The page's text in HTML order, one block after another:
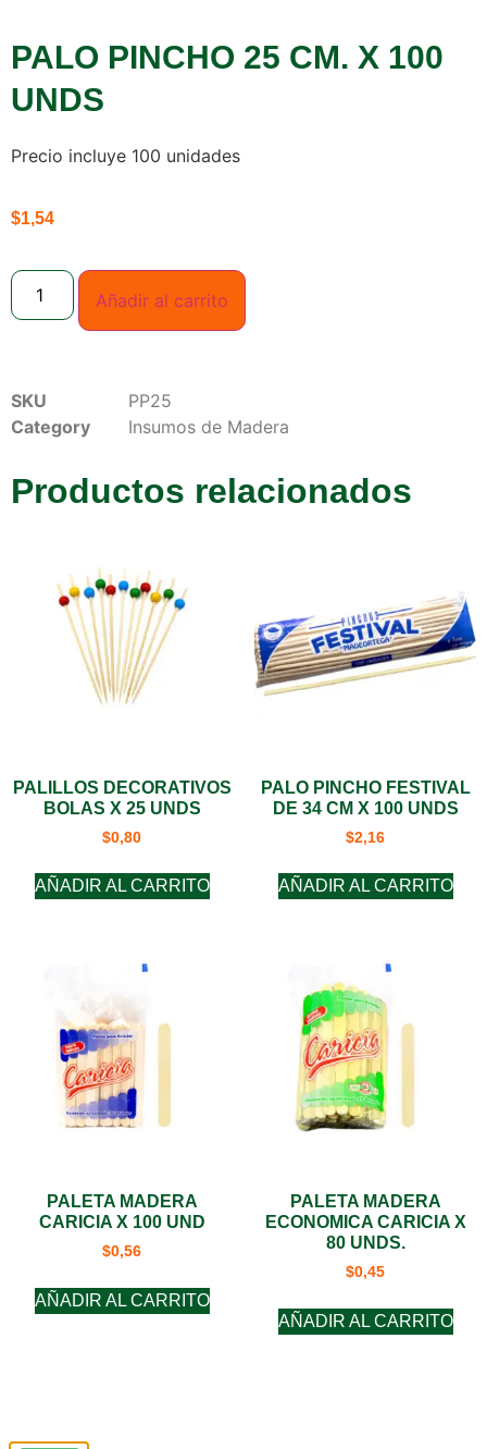
PALO PINCHO 25 CM. X 100
UNDS
Precio incluye 100 unidades
$1,54
Añadir al carrito
SKU
PP25
Category
Insumos de Madera
Productos relacionados
PALILLOS DECORATIVOS
BOLAS X 25 UNDS
$0,80
AÑADIR AL CARRITO
PALO PINCHO FESTIVAL
DE 34 CM X 100 UNDS
$2,16
AÑADIR AL CARRITO
PALETA MADERA
CARICIA X 100 UND
$0,56
AÑADIR AL CARRITO
PALETA MADERA
ECONOMICA CARICIA X
80 UNDS.
$0,45
AÑADIR AL CARRITO